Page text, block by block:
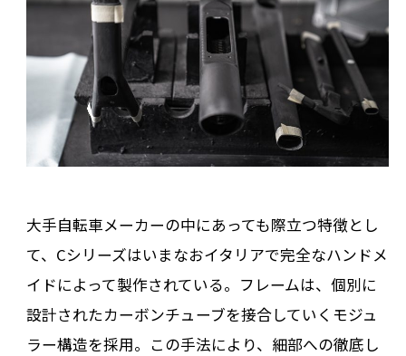
大手自転車メーカーの中にあっても際立つ特徴とし
て、Cシリーズはいまなおイタリアで完全なハンドメ
イドによって製作されている。フレームは、個別に
設計されたカーボンチューブを接合していくモジュ
ラー構造を採用。この手法により、細部への徹底し